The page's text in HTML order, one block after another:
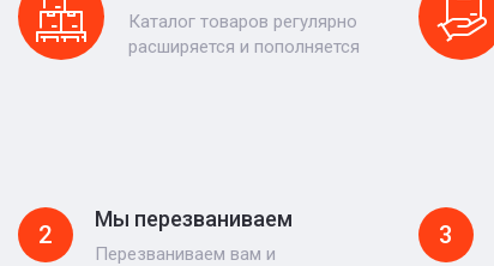
Каталог товаров регулярно
расширяется и пополняется
2
Мы перезваниваем
Перезваниваем вам и
3